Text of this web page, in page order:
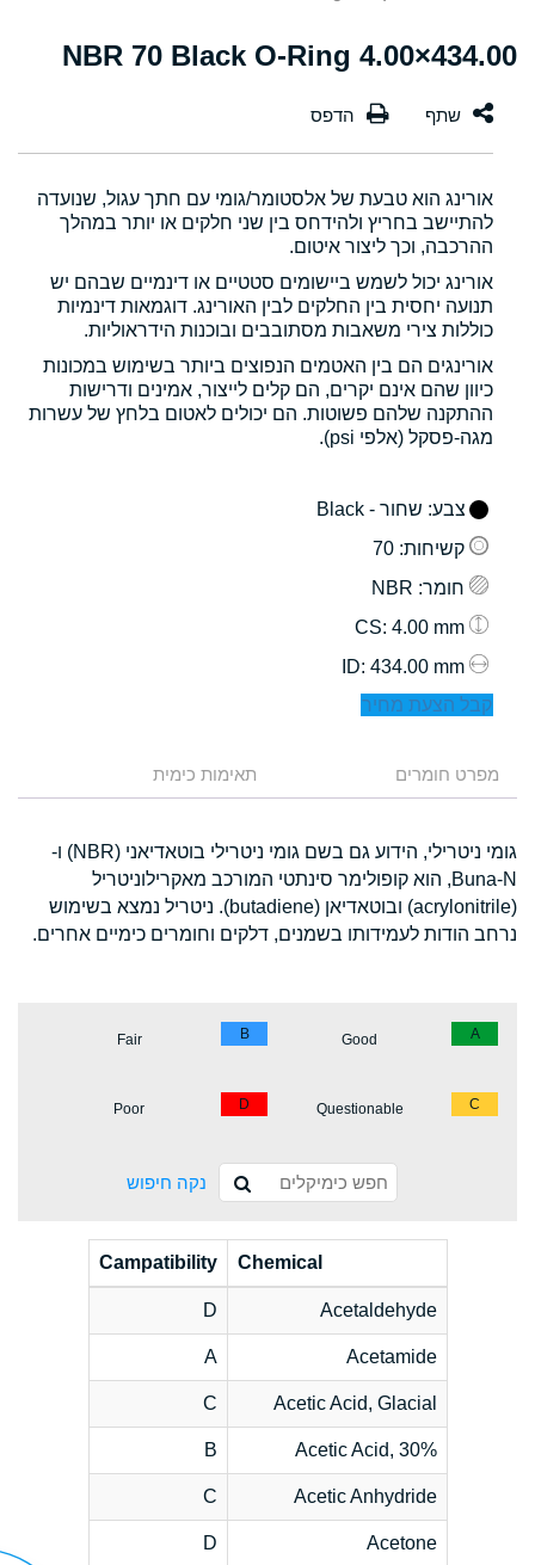
434.00×4.00 NBR 70 Black O-Ring
אורינג הוא טבעת של אלסטומר/גומי עם חתך עגול, שנועדה
להתיישב בחריץ ולהידחס בין שני חלקים או יותר במהלך
ההרכבה, וכך ליצור איטום.
אורינג יכול לשמש ביישומים סטטיים או דינמיים שבהם יש
תנועה יחסית בין החלקים לבין האורינג. דוגמאות דינמיות
כוללות צירי משאבות מסתובבים ובוכנות הידראוליות.
אורינגים הם בין האטמים הנפוצים ביותר בשימוש במכונות
כיוון שהם אינם יקרים, הם קלים לייצור, אמינים ודרישות
ההתקנה שלהם פשוטות. הם יכולים לאטום בלחץ של עשרות
מגה-פסקל (אלפי psi).
צבע: שחור - Black
קשיחות: 70
חומר: NBR
: 4.00 mm
: 434.00 mm
קבל הצעת מחיר
מפרט חומרים תאימות כימית
גומי ניטרילי, הידוע גם בשם גומי ניטרילי בוטאדיאני (NBR) ו-
Buna-N, הוא קופולימר סינתטי המורכב מאקרילוניטריל
(acrylonitrile) ובוטאדיאן (butadiene). ניטריל נמצא בשימוש
נרחב הודות לעמידותו בשמנים, דלקים וחומרים כימיים אחרים.
A
Good
B
Fair
C
Questionable
D
Poor
נקה חיפוש
Chemical
Campatibility
Acetaldehyde
D
Acetamide
A
Acetic Acid, Glacial
C
Acetic Acid, 30%
B
Acetic Anhydride
C
Acetone
D